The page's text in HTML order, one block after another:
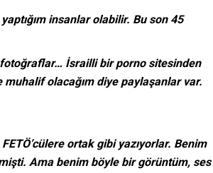
insanlar olabilir. Bu son 45
İsrailli bir porno sitesinden
muhalif olacağım diye paylaşanlar var.
ortak gibi yazıyorlar. Benim
Ama benim böyle bir görüntüm, ses